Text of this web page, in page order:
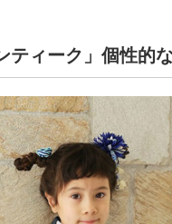
ティーク」個性的